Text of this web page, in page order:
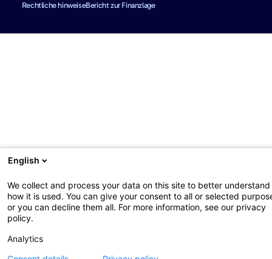
Rechtliche hinweiseBericht zur Finanzlage
English
We collect and process your data on this site to better understand
how it is used. You can give your consent to all or selected
or you can decline them all. For more information, see our privacy
policy.
Analytics